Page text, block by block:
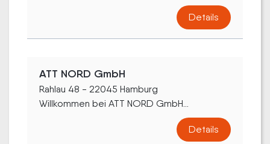
Details
ATT NORD GmbH
Rahlau 48 - 22045 Hamburg
Willkommen bei ATT NORD GmbH...
Details